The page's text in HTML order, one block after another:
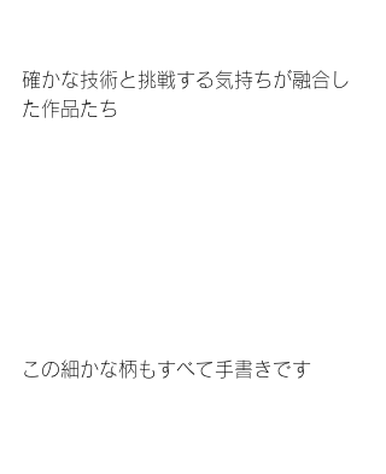
確かな技術と挑戦する気持ちが融合し
た作品たち
この細かな柄もすべて手書きです